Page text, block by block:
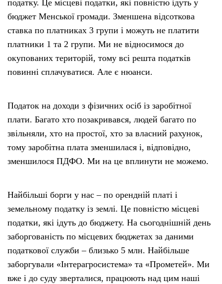
податку. Це місцеві податки, які повністю ідуть у
бюджет Менської громади. Зменшена відсоткова
ставка по платниках 3 групи і можуть не платити
платники 1 та 2 групи. Ми не відносимося до
окупованих територій, тому всі решта податків
повинні сплачуватися. Але є нюанси.
Податок на доходи з фізичних осіб із заробітної
плати. Багато хто позакривався, людей багато по
звільняли, хто на простої, хто за власний рахунок,
тому заробітна плата зменшилася і, відповідно,
зменшилося ПДФО. Ми на це вплинути не можемо.
Найбільші борги у нас – по орендній платі і
земельному податку із землі. Це повністю місцеві
податки, які ідуть до бюджету. На сьогоднішній день
заборгованість по місцевих бюджетах за даними
податкової служби – близько 5 млн. Найбільше
заборгували «Інтерагросистема» та «Прометей». Ми
вже і до суду зверталися, працюють над цим наші